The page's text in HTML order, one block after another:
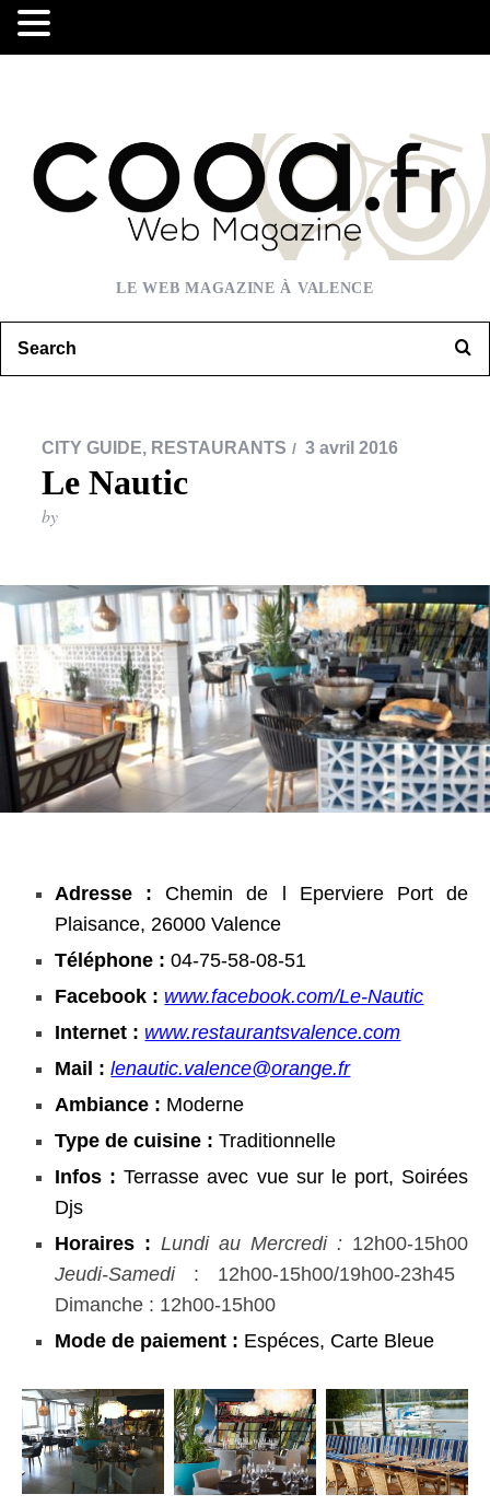
LE WEB MAGAZINE À VALENCE
CITY GUIDE, RESTAURANTS 3 avril 2016
Le Nautic
by
Adresse : Chemin de l Eperviere Port de
Plaisance, 26000 Valence
Téléphone :04-75-58-08-51
Facebook : www.facebook.com/Le-Nautic
Internet : www.restaurantsvalence.com
Mail :lenautic.valence@orange.fr
Ambiance : Moderne
Type de cuisine : Traditionnelle
Infos :Terrasse avec vue sur le port, Soirées
Djs
Horaires :Lundi au Mercredi : 12h00-15h00
Jeudi-Samedi : 12h00-15h00/19h00-23h45
Dimanche : 12h00-15h00
Mode de paiement : Espéces, Carte Bleue